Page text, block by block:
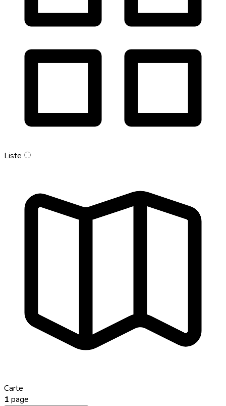
Liste
Carte
1 page